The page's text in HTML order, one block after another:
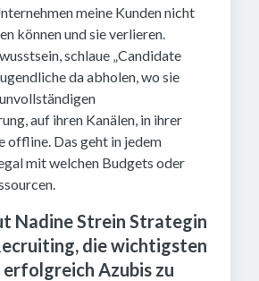
meine Kunden nicht
können und sie verlieren.
schlaue „Candidate
da abholen, wo sie
auf ihren Kanälen, in ihrer
offline. Das geht in jedem
mit welchen Budgets oder
Nadine Strein Strategin
die wichtigsten
erfolgreich Azubis zu